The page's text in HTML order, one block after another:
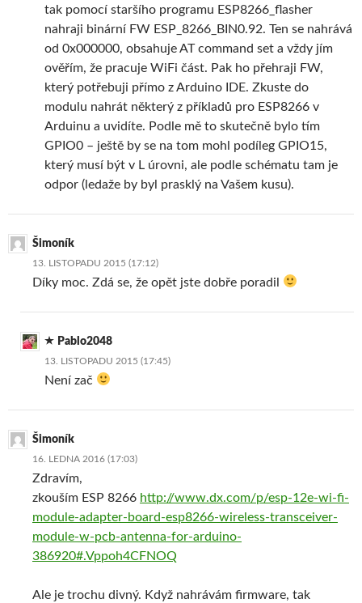
tak pomocí staršího programu ESP8266_flasher
nahraji binární FW ESP_8266_BIN0.92. Ten se nahrává
od 0x000000, obsahuje AT command set a vždy jím
ověřím, že pracuje WiFi část. Pak ho přehraji FW,
který potřebuji přímo z Arduino IDE. Zkuste do
modulu nahrát některý z příkladů pro ESP8266 v
Arduinu a uvidíte. Podle mě to skutečně bylo tím
GPIO0 – ještě by se na tom mohl podíleg GPIO15,
který musí být v L úrovni, ale podle schématu tam je
odpor (ledaže by byl prasklý na Vašem kusu).
Šimoník
13. LISTOPADU 2015 (17:12)
Díky moc. Zdá se, že opět jste dobře poradil
Pablo2048
13. LISTOPADU 2015 (17:45)
Není zač
Šimoník
16. LEDNA 2016 (17:03)
Zdravím,
zkouším ESP 8266 http://www.dx.com/p/esp-12e-wi-fi-
module-adapter-board-esp8266-wireless-transceiver-
module-w-pcb-antenna-for-arduino-
386920#.Vppoh4CFNOQ
Ale je trochu divný. Když nahrávám firmware, tak